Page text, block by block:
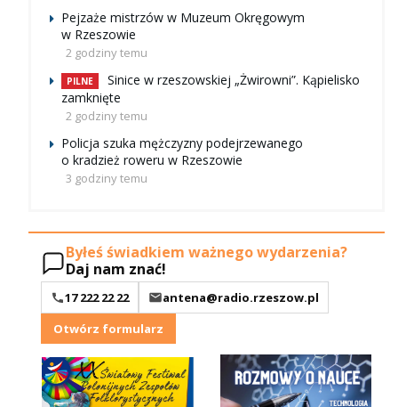
Pejzaże mistrzów w Muzeum Okręgowym
w Rzeszowie
2 godziny temu
PILNE
Sinice w rzeszowskiej „Żwirowni”. Kąpielisko
zamknięte
2 godziny temu
Policja szuka mężczyzny podejrzewanego
o kradzież roweru w Rzeszowie
3 godziny temu
Byłeś świadkiem ważnego wydarzenia?
Daj nam znać!
17 222 22 22
antena@radio.rzeszow.pl
Otwórz formularz